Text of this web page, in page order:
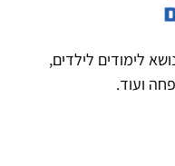
לימודים לילדים,
ועוד.